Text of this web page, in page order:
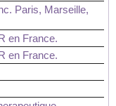
Paris, Marseille,
en France.
en France.